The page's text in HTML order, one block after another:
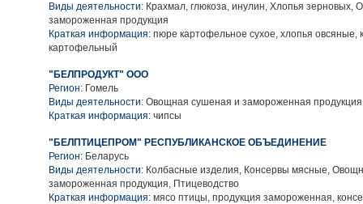
Виды деятельности: Крахмал, глюкоза, инулин, Хлопья зерновых,
замороженная продукция
Краткая информация: пюре картофельное сухое, хлопья овсяные,
картофельный
"БЕЛПРОДУКТ" ООО
Регион: Гомель
Виды деятельности: Овощная сушеная и замороженная продукция
Краткая информация: чипсы
"БЕЛПТИЦЕПРОМ" РЕСПУБЛИКАНСКОЕ ОБЪЕДИНЕНИЕ
Регион: Беларусь
Виды деятельности: Колбасные изделия, Консервы мясные,
замороженная продукция, Птицеводство
Краткая информация: мясо птицы, продукция замороженная,